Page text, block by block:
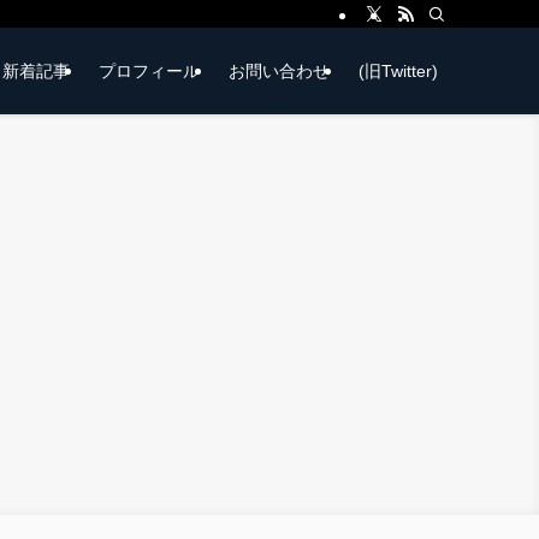
新着記事 プロフィール お問い合わせ (旧Twitter)